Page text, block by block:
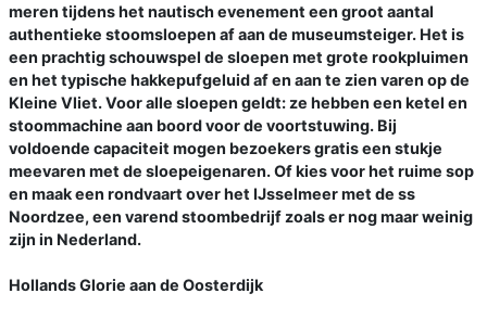
meren tijdens het nautisch evenement een groot aantal
authentieke stoomsloepen af aan de museumsteiger. Het is
een prachtig schouwspel de sloepen met grote rookpluimen
en het typische hakkepufgeluid af en aan te zien varen op de
Kleine Vliet. Voor alle sloepen geldt: ze hebben een ketel en
stoommachine aan boord voor de voortstuwing. Bij
voldoende capaciteit mogen bezoekers gratis een stukje
meevaren met de sloepeigenaren. Of kies voor het ruime sop
en maak een rondvaart over het IJsselmeer met de ss
Noordzee, een varend stoombedrijf zoals er nog maar weinig
zijn in Nederland.
Hollands Glorie aan de Oosterdijk